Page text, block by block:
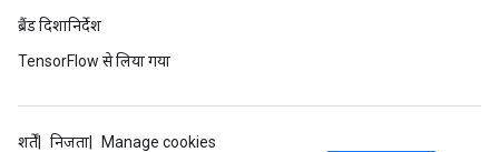
ब्रैंड दिशानिर्देश
TensorFlow से लिया गया
शर्तें निजता
Manage cookies